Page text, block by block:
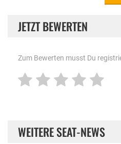
JETZT BEWERTEN
Zum Bewerten musst Du
WEITERE SEAT-NEWS